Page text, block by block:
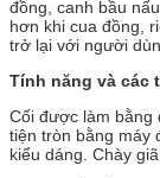
đồng, canh bầu
hơn khi cua đồng,
trở lại với người
Tính năng và các
Cối được làm bằng
tiện tròn bằng máy
kiểu dáng. Chày